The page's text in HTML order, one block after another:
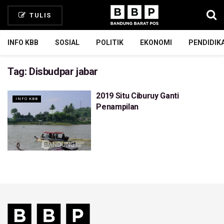
TULIS
INFO KBB SOSIAL POLITIK EKONOMI
Tag: Disbudpar jabar
INFO KBB
2019 Situ Ciburuy Ganti
Penampilan